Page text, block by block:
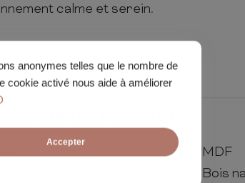
anonymes telles que le nombre de
cookie activé nous aide à améliorer
Accepter
calme et serein.
MDF
Bois